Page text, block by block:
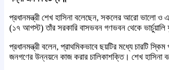
প্রধানমন্ত্রী শেখ হাসিনা বলেছেন, সকলের আরো ভালো ও
(১৭ আগস্ট) তাঁর সরকারি বাসভবন গণভবন থেকে
প্রধানমন্ত্রী বলেন, প্রাথমিকভাবে ছয়টির মধ্যে চারটি
জনগণের উন্নয়নে কাজ করার চালিকাশক্তি। শেখ হাসিনা